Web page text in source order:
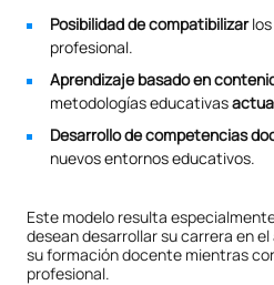
Posibilidad de compatibilizarlos
profesional.
Aprendizaje basado en
metodologías educativas
Desarrollo de competencias
nuevos entornos educativos.
Este modelo resulta
desean desarrollar su carrera en
su formación docente mientras
profesional.